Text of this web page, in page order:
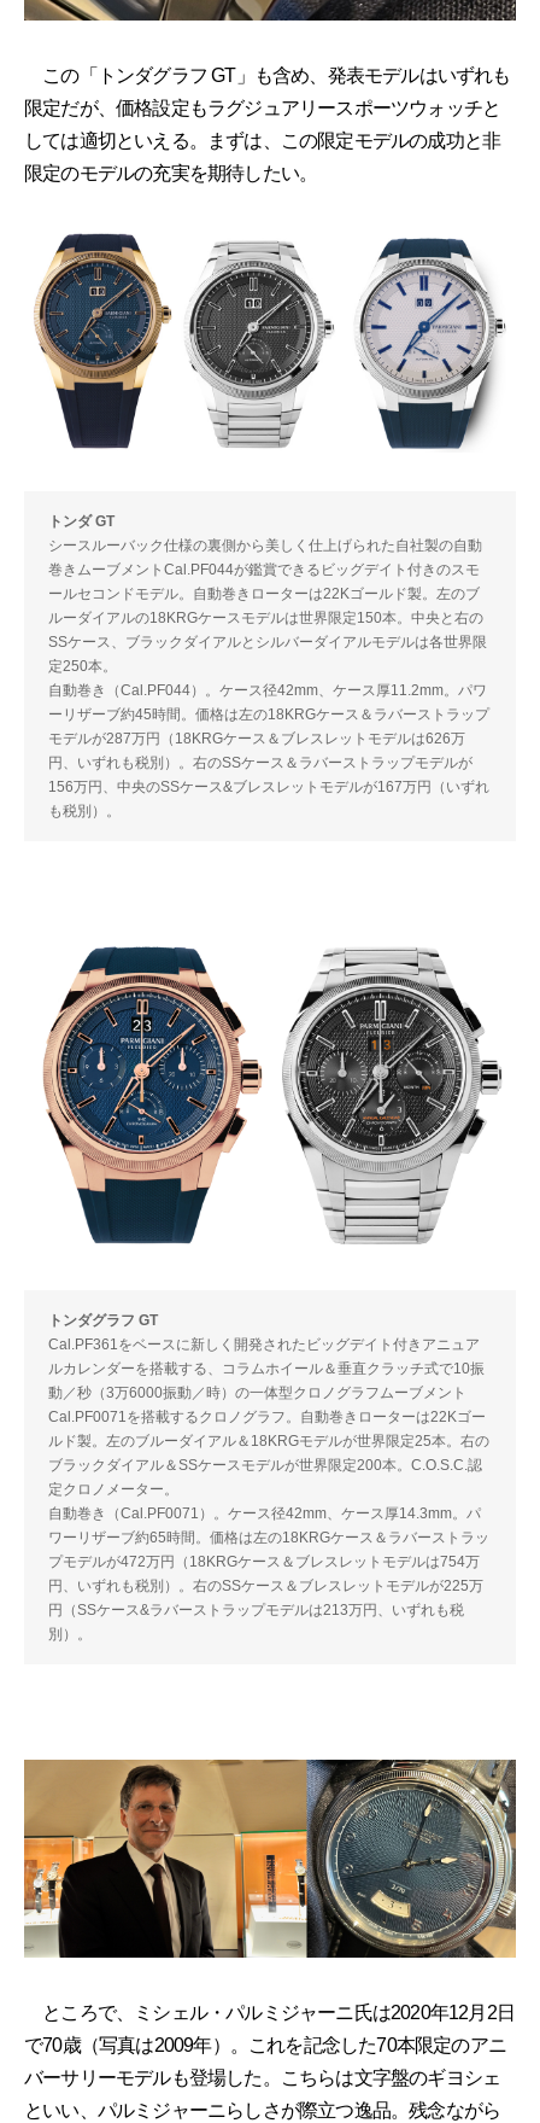
この「トンダグラフ GT」も含め、発表モデルはいずれも
限定だが、価格設定もラグジュアリースポーツウォッチと
しては適切といえる。まずは、この限定モデルの成功と非
限定のモデルの充実を期待したい。
トンダ GT
シースルーバック仕様の裏側から美しく仕上げられた自社製の自動
巻きムーブメントCal.PF044が鑑賞できるビッグデイト付きのスモ
ールセコンドモデル。自動巻きローターは22Kゴールド製。左のブ
ルーダイアルの18KRGケースモデルは世界限定150本。中央と右の
SSケース、ブラックダイアルとシルバーダイアルモデルは各世界限
定250本。
自動巻き（Cal.PF044）。ケース径42mm、ケース厚11.2mm。パワ
ーリザーブ約45時間。価格は左の18KRGケース＆ラバーストラップ
モデルが287万円（18KRGケース＆ブレスレットモデルは626万
円、いずれも税別）。右のSSケース＆ラバーストラップモデルが
156万円、中央のSSケース&ブレスレットモデルが167万円（いずれ
も税別）。
トンダグラフ GT
Cal.PF361をベースに新しく開発されたビッグデイト付きアニュア
ルカレンダーを搭載する、コラムホイール＆垂直クラッチ式で10振
動／秒（3万6000振動／時）の一体型クロノグラフムーブメント
Cal.PF0071を搭載するクロノグラフ。自動巻きローターは22Kゴー
ルド製。左のブルーダイアル＆18KRGモデルが世界限定25本。右の
ブラックダイアル＆SSケースモデルが世界限定200本。C.O.S.C.認
定クロノメーター。
自動巻き（Cal.PF0071）。ケース径42mm、ケース厚14.3mm。パ
ワーリザーブ約65時間。価格は左の18KRGケース＆ラバーストラッ
プモデルが472万円（18KRGケース＆ブレスレットモデルは754万
円、いずれも税別）。右のSSケース＆ブレスレットモデルが225万
円（SSケース&ラバーストラップモデルは213万円、いずれも税
別）。
ところで、ミシェル・パルミジャーニ氏は2020年12月2日
で70歳（写真は2009年）。これを記念した70本限定のアニ
バーサリーモデルも登場した。こちらは文字盤のギヨシェ
といい、パルミジャーニらしさが際立つ逸品。残念ながら